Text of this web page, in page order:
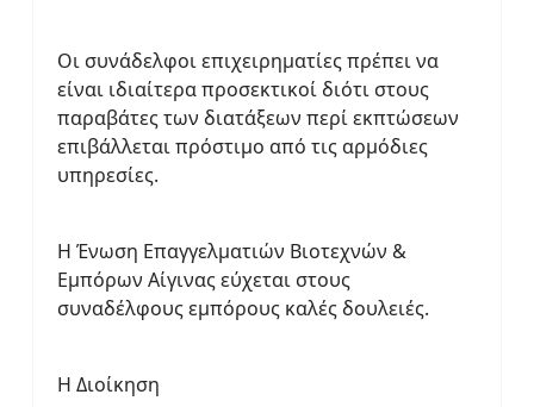
Οι συνάδελφοι επιχειρηματίες πρέπει να
είναι ιδιαίτερα προσεκτικοί διότι στους
παραβάτες των διατάξεων περί εκπτώσεων
επιβάλλεται πρόστιμο από τις αρμόδιες
υπηρεσίες.
Η Ένωση Επαγγελματιών Βιοτεχνών &
Εμπόρων Αίγινας εύχεται στους
συναδέλφους εμπόρους καλές δουλειές.
Η Διοίκηση